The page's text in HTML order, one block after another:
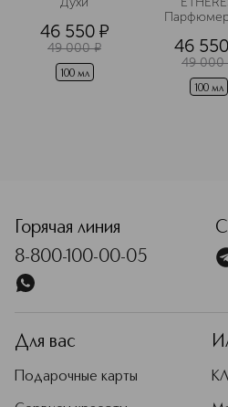
Подробнее
46 550 ¤
49 000 ¤
100 мл
46 550
49 000
100 мл
Горячая линия
8-800-100-00-05
Для вас
Подарочные карты